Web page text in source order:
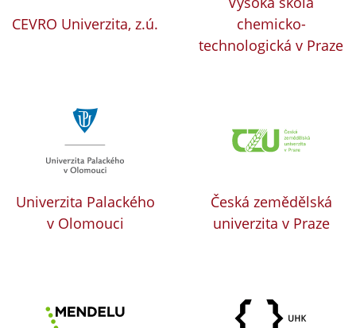
CEVRO Univerzita, z.ú.
chemicko-
technologická v Praze
Univerzita Palackého
v Olomouci
Česká zemědělská
univerzita v Praze